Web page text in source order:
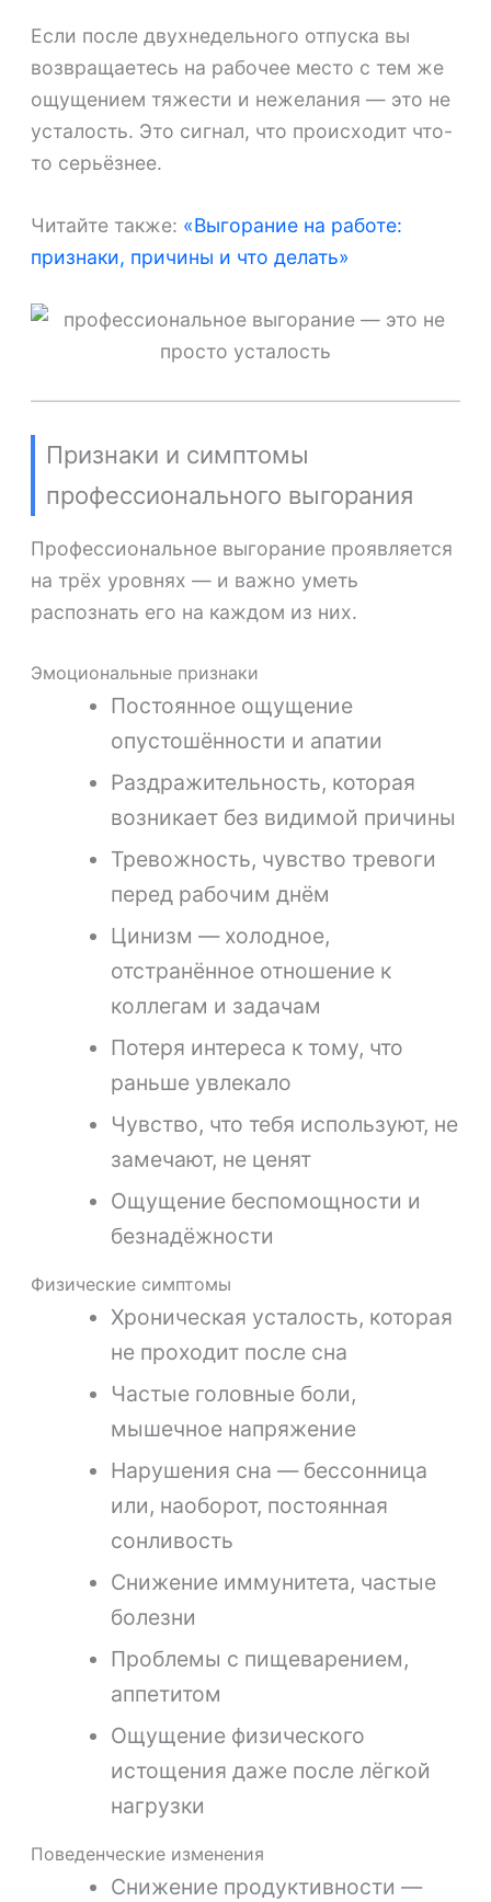
Если после двухнедельного отпуска вы
возвращаетесь на рабочее место с тем же
ощущением тяжести и нежелания — это не
усталость. Это сигнал, что происходит что-
то серьёзнее.
Читайте также: «Выгорание на работе:
признаки, причины и что делать»
Признаки и симптомы
профессионального выгорания
Профессиональное выгорание проявляется
на трёх уровнях — и важно уметь
распознать его на каждом из них.
Эмоциональные признаки
Постоянное ощущение
опустошённости и апатии
Раздражительность, которая
возникает без видимой причины
Тревожность, чувство тревоги
перед рабочим днём
Цинизм — холодное,
отстранённое отношение к
коллегам и задачам
Потеря интереса к тому, что
раньше увлекало
Чувство, что тебя используют, не
замечают, не ценят
Ощущение беспомощности и
безнадёжности
Физические симптомы
Хроническая усталость, которая
не проходит после сна
Частые головные боли,
мышечное напряжение
Нарушения сна — бессонница
или, наоборот, постоянная
сонливость
Снижение иммунитета, частые
болезни
Проблемы с пищеварением,
аппетитом
Ощущение физического
истощения даже после лёгкой
нагрузки
Поведенческие изменения
Снижение продуктивности —